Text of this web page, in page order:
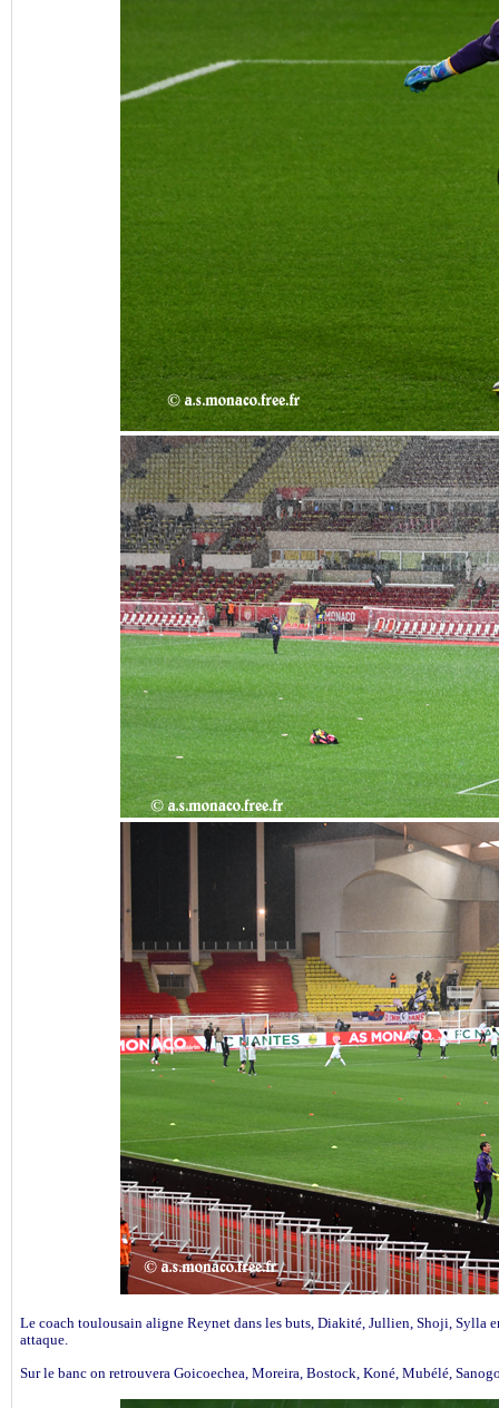
Le coach toulousain aligne Reynet dans les buts, Diakité, Jullien, Shoji, Sylla
attaque.
Sur le banc on retrouvera Goicoechea, Moreira, Bostock, Koné, Mubélé,